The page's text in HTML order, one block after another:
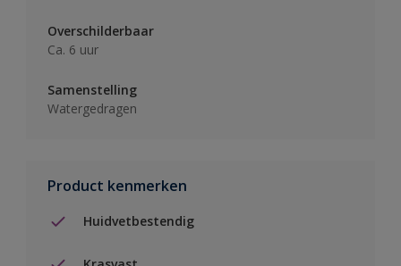
Overschilderbaar
Ca. 6 uur
Samenstelling
Watergedragen
Product kenmerken
Huidvetbestendig